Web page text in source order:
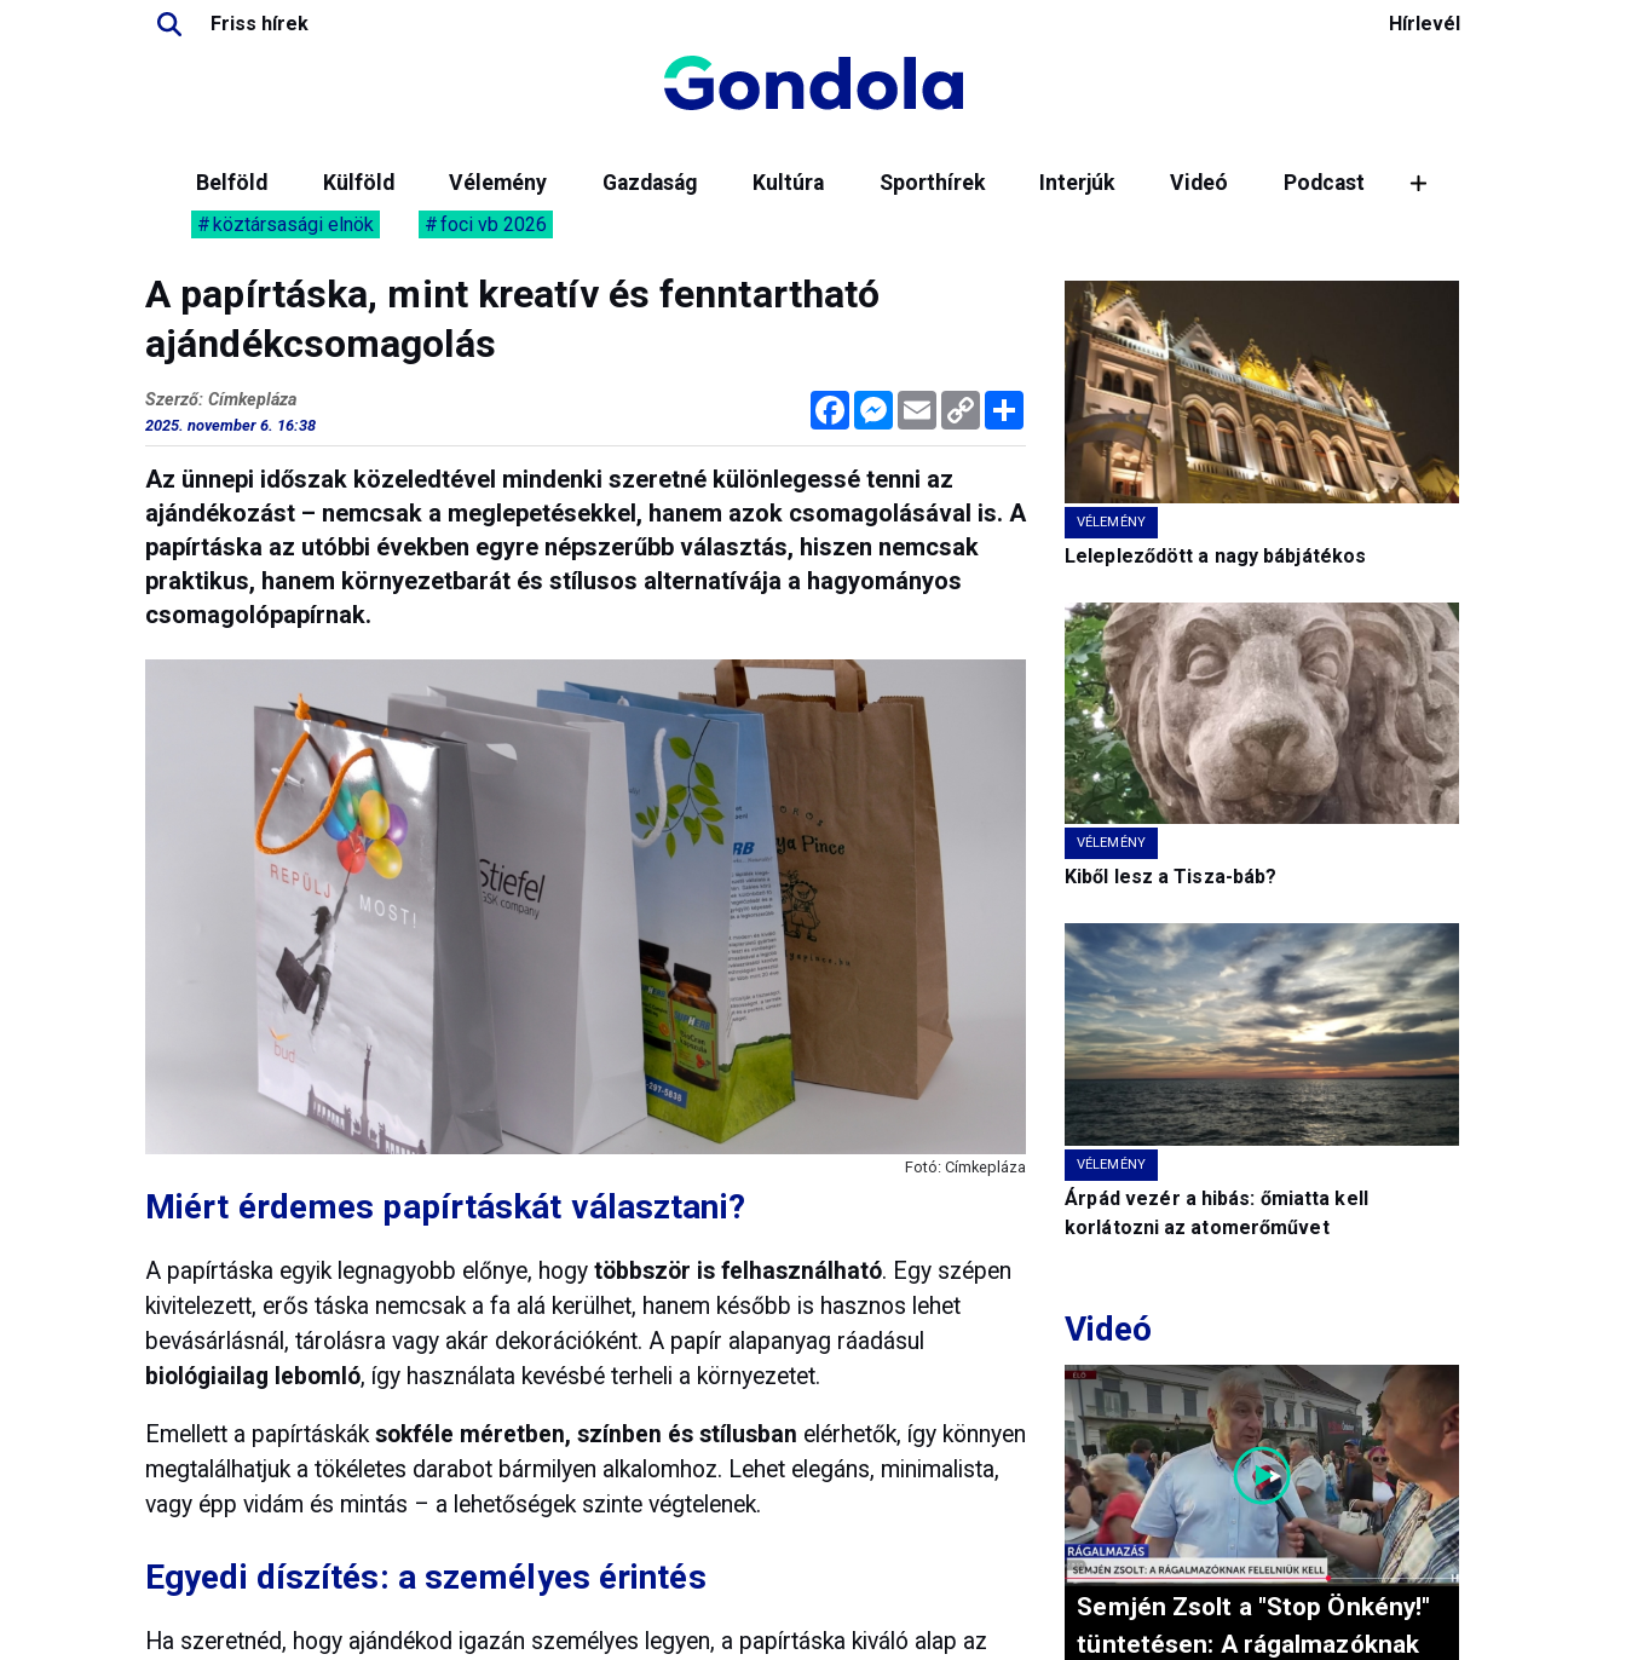
Friss hírek Hírlevél
Belföld Külföld Vélemény Gazdaság Kultúra Sporthírek Interjúk Videó Podcast
köztársasági elnök foci vb 2026
A papírtáska, mint kreatív és fenntartható
ajándékcsomagolás
FacebookMessenger
Email Copy
Link
Megosztás
Szerző: Címkepláza
2025. november 6. 16:38
Az ünnepi időszak közeledtével mindenki szeretné különlegessé tenni az
ajándékozást – nemcsak a meglepetésekkel, hanem azok csomagolásával is. A
papírtáska az utóbbi években egyre népszerűbb választás, hiszen nemcsak
praktikus, hanem környezetbarát és stílusos alternatívája a hagyományos
csomagolópapírnak.
Fotó: Címkepláza
Miért érdemes papírtáskát választani?
A papírtáska egyik legnagyobb előnye, hogy többször is felhasználható. Egy szépen
kivitelezett, erős táska nemcsak a fa alá kerülhet, hanem később is hasznos lehet
bevásárlásnál, tárolásra vagy akár dekorációként. A papír alapanyag ráadásul
biológiailag lebomló, így használata kevésbé terheli a környezetet.
Emellett a papírtáskáksokféle méretben, színben és stílusban elérhetők, így könnyen
megtalálhatjuk a tökéletes darabot bármilyen alkalomhoz. Lehet elegáns, minimalista,
vagy épp vidám és mintás – a lehetőségek szinte végtelenek.
Egyedi díszítés: a személyes érintés
Ha szeretnéd, hogy ajándékod igazán személyes legyen, a papírtáska kiváló alap az
VÉLEMÉNY
Lelepleződött a nagy bábjátékos
VÉLEMÉNY
Kiből lesz a Tisza-báb?
VÉLEMÉNY
Árpád vezér a hibás: őmiatta kell
korlátozni az atomerőművet
Videó
Semjén Zsolt a "Stop Önkény!"
tüntetésen: A rágalmazóknak